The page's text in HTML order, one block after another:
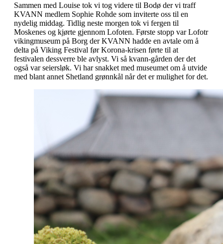
Sammen med Louise tok vi tog videre til Bodø der vi traff
KVANN medlem Sophie Rohde som inviterte oss til en
nydelig middag. Tidlig neste morgen tok vi fergen til
Moskenes og kjørte gjennom Lofoten. Første stopp var Lofotr
vikingmuseum på Borg der KVANN hadde en avtale om å
delta på Viking Festival før Korona-krisen førte til at
festivalen dessverre ble avlyst. Vi så kvann-gården der det
også var seiersløk. Vi har snakket med museumet om å utvide
med blant annet Shetland grønnkål når det er mulighet for det.